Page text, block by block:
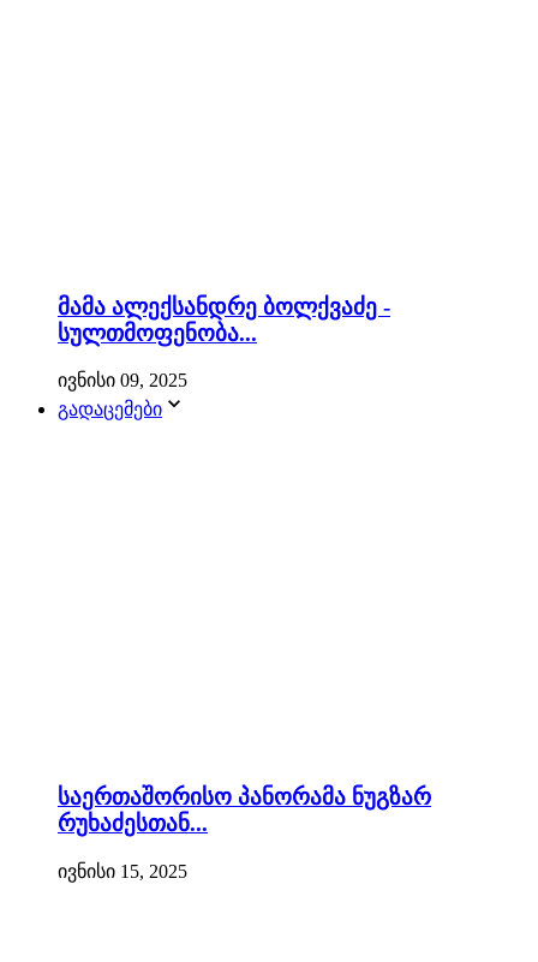
მამა ალექსანდრე ბოლქვაძე -
სულთმოფენობა...
ივნისი 09, 2025
გადაცემები
საერთაშორისო პანორამა ნუგზარ
რუხაძესთან...
ივნისი 15, 2025